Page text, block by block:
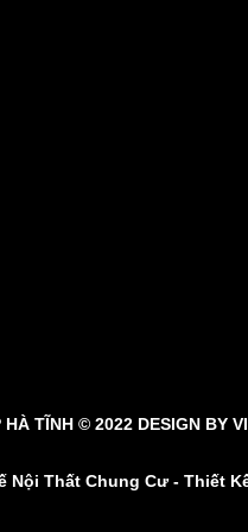
HÀ TĨNH © 2022 DESIGN BY
Nội Thất Chung Cư- Thiết